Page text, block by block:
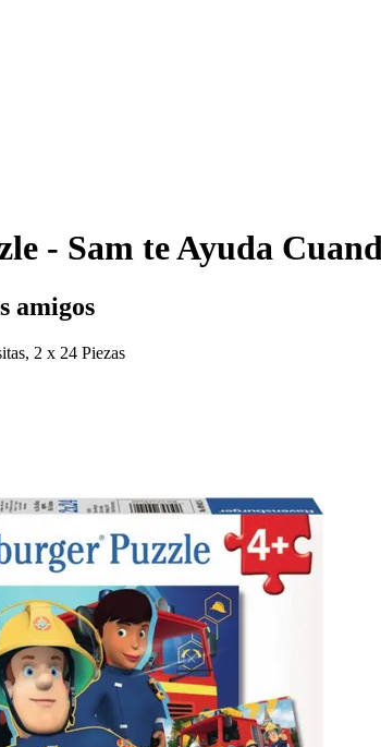
- Sam te Ayuda
amigos
2 x 24 Piezas